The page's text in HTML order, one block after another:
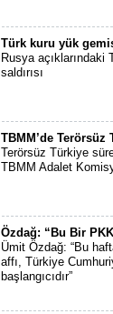
Türk kuru yük
Rusya
saldırısı
TBMM’de
Terörsüz Türkiye
TBMM Adalet
Özdağ: “Bu Bir PKK
Ümit Özdağ: “Bu
affı, Türkiye
başlangıcıdır”